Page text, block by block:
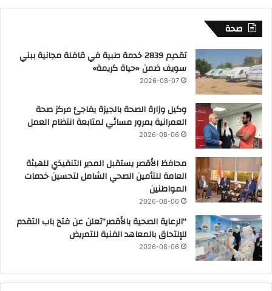
صحة
تقديم 2839 خدمة طبية في قافلة مجانية ببني
سويف ضمن «حياة كريمة»
2026-08-07
وكيل وزارة الصحة بالجيزة يفاجئ مركز صحة
العمرانية بمرور مسائي لمتابعة انتظام العمل
2026-08-06
محافظ الأقصر يستقبل المدير التنفيذي للهيئة
العامة للتأمين الصحي الشامل لتحسين خدمات
المواطنين
2026-08-06
“الرعاية الصحية بالأقصر”تعلن عن فتح باب التقدم
للإلتحاق بالمعاهد الفنية للتمريض
2026-08-06